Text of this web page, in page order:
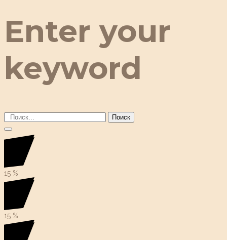
Enter your
keyword
Поиск
15 %
15 %